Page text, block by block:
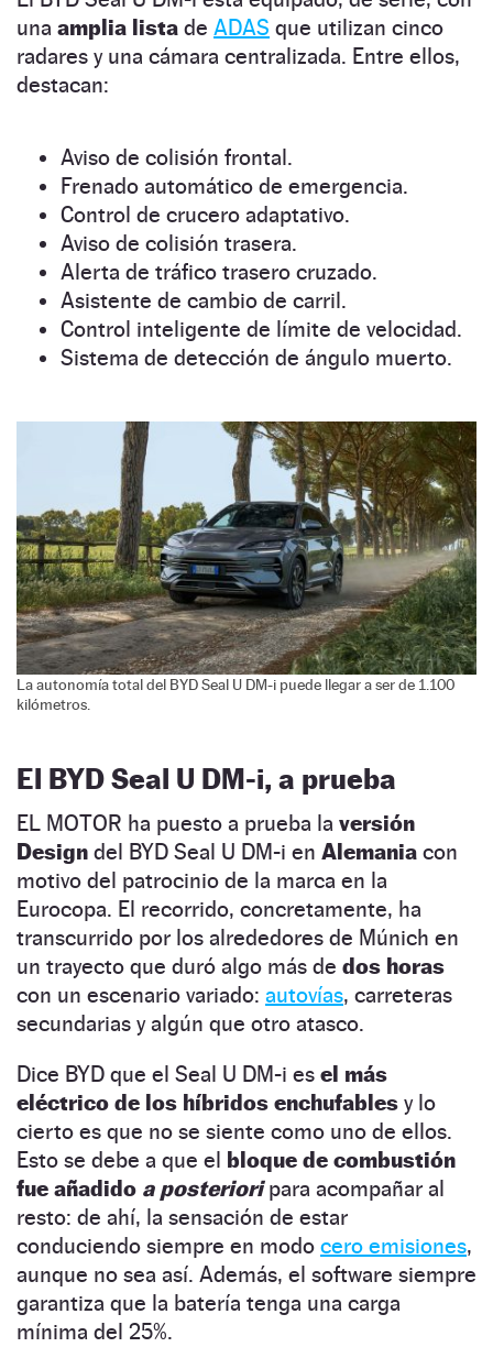
una amplia lista de ADAS que utilizan cinco
radares y una cámara centralizada. Entre ellos,
destacan:
Aviso de colisión frontal.
Frenado automático de emergencia.
Control de crucero adaptativo.
Aviso de colisión trasera.
Alerta de tráfico trasero cruzado.
Asistente de cambio de carril.
Control inteligente de límite de velocidad.
Sistema de detección de ángulo muerto.
La autonomía total del BYD Seal U DM-i puede llegar a ser de 1.100
kilómetros.
El BYD Seal U DM-i, a prueba
EL MOTOR ha puesto a prueba la versión
Design del BYD Seal U DM-i en Alemania con
motivo del patrocinio de la marca en la
Eurocopa. El recorrido, concretamente, ha
transcurrido por los alrededores de Múnich en
un trayecto que duró algo más de dos horas
con un escenario variado: autovías, carreteras
secundarias y algún que otro atasco.
Dice BYD que el Seal U DM-i es el más
eléctrico de los híbridos enchufables y lo
cierto es que no se siente como uno de ellos.
Esto se debe a que el bloque de combustión
fue añadido a posterioripara acompañar al
resto: de ahí, la sensación de estar
conduciendo siempre en modo cero emisiones,
aunque no sea así. Además, el software siempre
garantiza que la batería tenga una carga
mínima del 25%.